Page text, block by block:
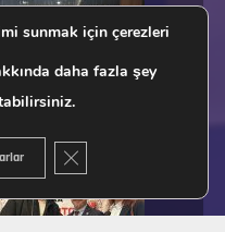
sunmak için çerezleri
daha fazla şey
GDPR ÇEREZ ŞERIDINI